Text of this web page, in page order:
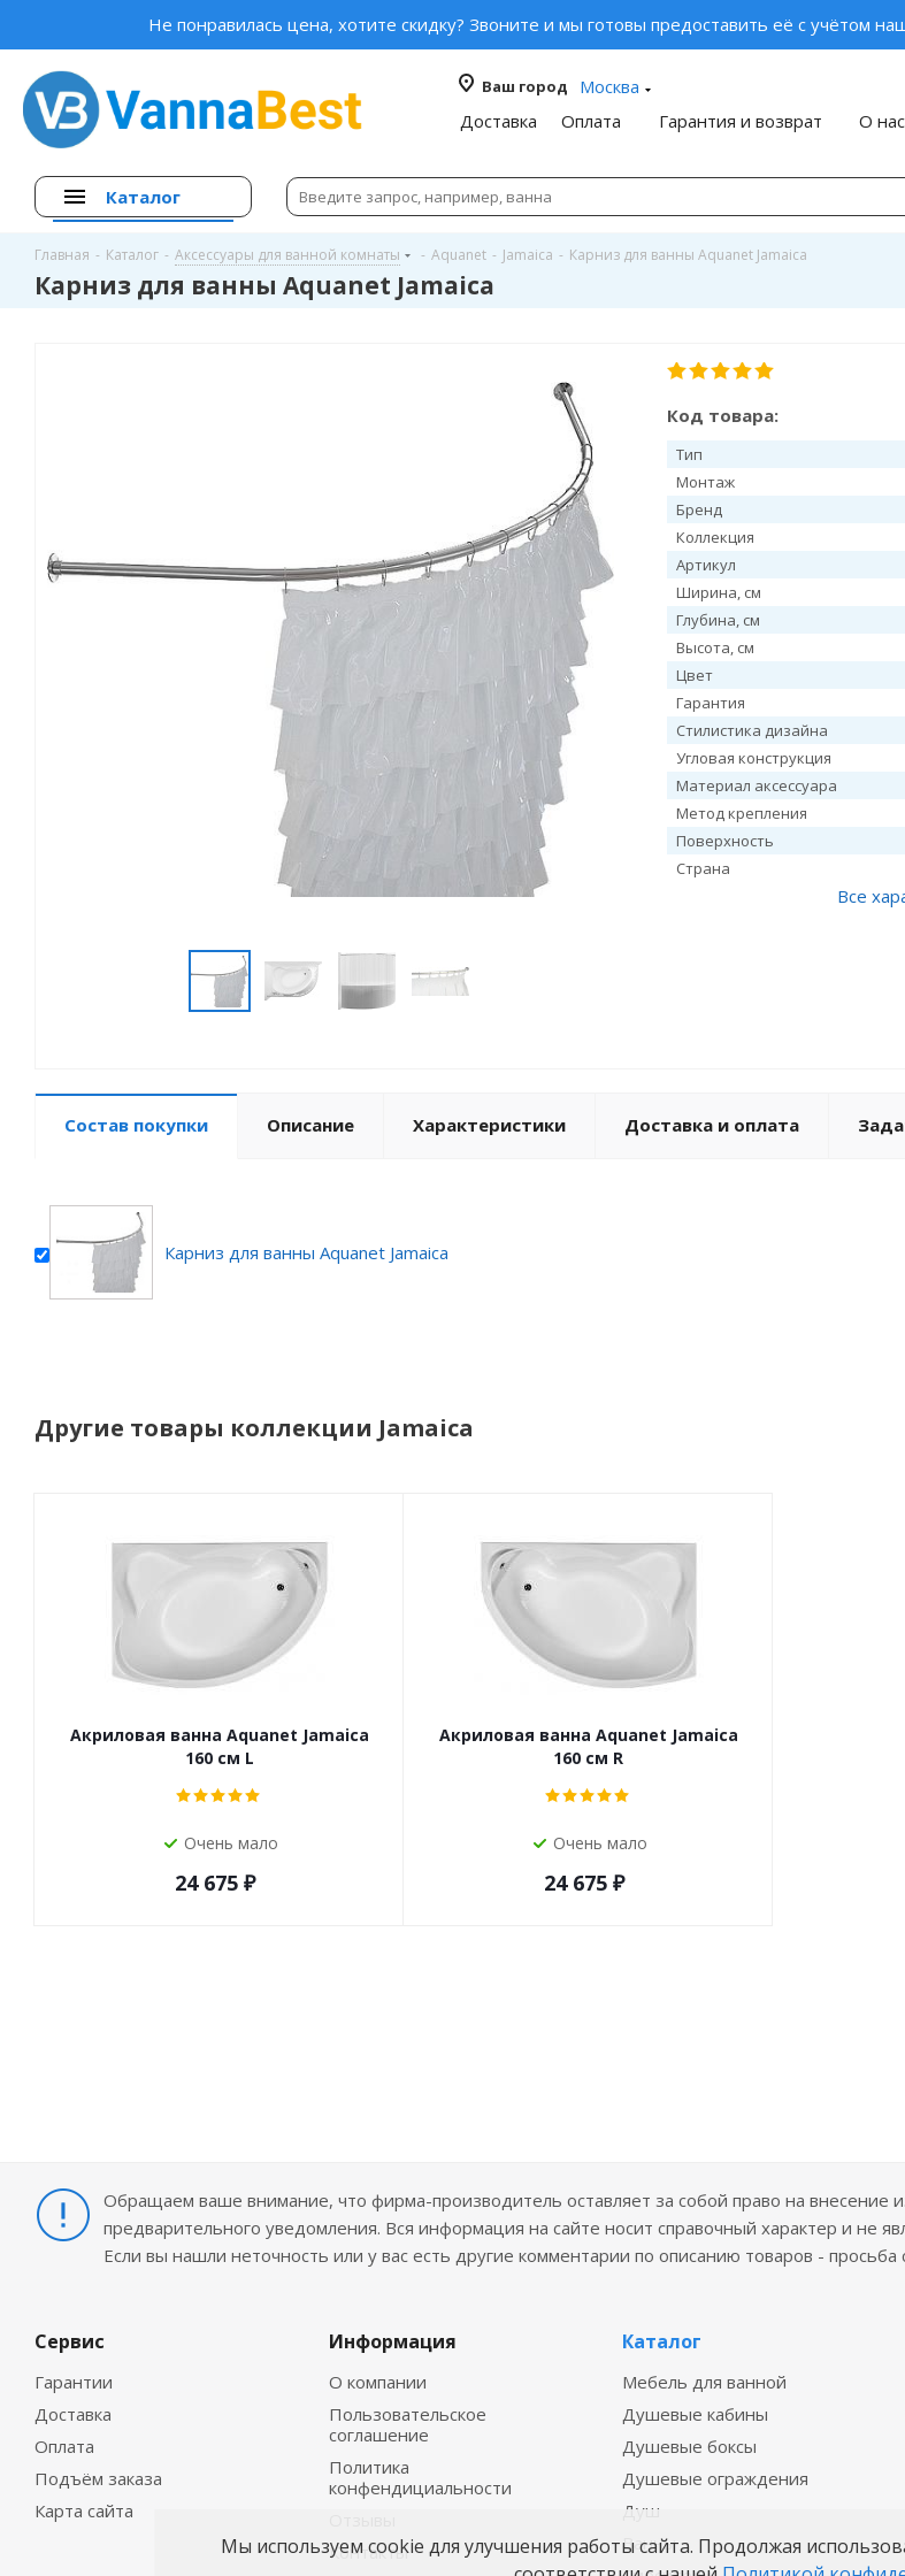
Не понравилась цена, хотите скидку? Звоните и мы готовы предоставить её с учётом
Ваш город
Москва
Доставка
Оплата Гарантия и возврат О нас
Каталог
Главная - Каталог - Аксессуары для ванной комнаты - Aquanet - Jamaica - Карниз для ванны Aquanet Jamaica
Карниз для ванны Aquanet Jamaica
Код товара:
Тип
Монтаж
Бренд
Коллекция
Артикул
Ширина, см
Глубина, см
Высота, см
Цвет
Гарантия
Стилистика дизайна
Угловая конструкция
Материал аксессуара
Метод крепления
Поверхность
Страна
Все
Состав покупки Описание Характеристики Доставка и оплата
Карниз для ванны Aquanet Jamaica
Другие товары коллекции Jamaica
Акриловая ванна Aquanet Jamaica
160 см L
Очень мало
24 675 ₽
Акриловая ванна Aquanet Jamaica
160 см R
Очень мало
24 675 ₽
Обращаем ваше внимание, что фирма-производитель оставляет за собой право на внесение
предварительного уведомления. Вся информация на сайте носит справочный характер и не
Если вы нашли неточность или у вас есть другие комментарии по описанию товаров -
Сервис
Гарантии
Доставка
Оплата
Подъём заказа
Карта сайта
Информация
О компании
Пользовательское
соглашение
Политика
конфендициальности
Контакты
Каталог
Мебель для ванной
Душевые кабины
Душевые боксы
Душевые ограждения
Душ
Ванны
Мы используем cookie для улучшения работы сайта. Продолжая